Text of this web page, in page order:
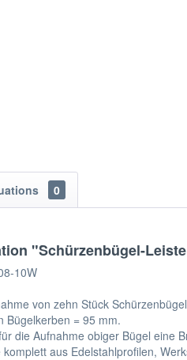
0
"Schürzenbügel-
10W
von zehn Stück
Bügelkerben = 95 mm.
die Aufnahme obiger Bügel eine
aus Edelstahlprofilen,